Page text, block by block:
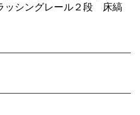
シングレール２段 床縞